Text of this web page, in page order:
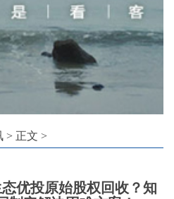
> 正文 >
优投原始股权回收？知